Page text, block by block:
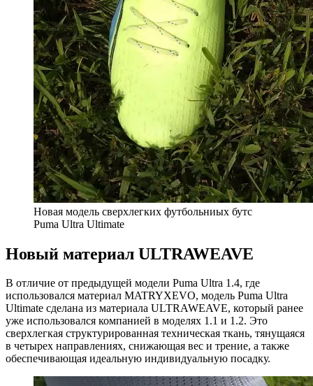
Новая модель сверхлегких футбольниых бутс
Puma Ultra Ultimate
Новый материал ULTRAWEAVE
В отличие от предыдущей модели Puma Ultra 1.4, где
использовался материал MATRYXEVO, модель Puma Ultra
Ultimate сделана из материала ULTRAWEAVE, который ранее
уже использовался компанией в моделях 1.1 и 1.2. Это
сверхлегкая структурированная техническая ткань, тянущаяся
в четырех направлениях, снижающая вес и трение, а также
обеспечивающая идеальную индивидуальную посадку.